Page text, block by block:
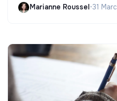
Marianne Roussel•31